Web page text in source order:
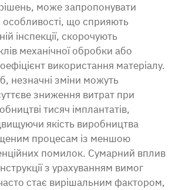
може запропонувати
особливості, що сприяють
інспекції, скорочують
механічної обробки або
використання матеріалу.
незначні зміни можуть
зниження витрат при
тисяч імплантатів,
якість виробництва
процесам із меншою
помилок. Сумарний вплив
з урахуванням вимог
стає вирішальним фактором,